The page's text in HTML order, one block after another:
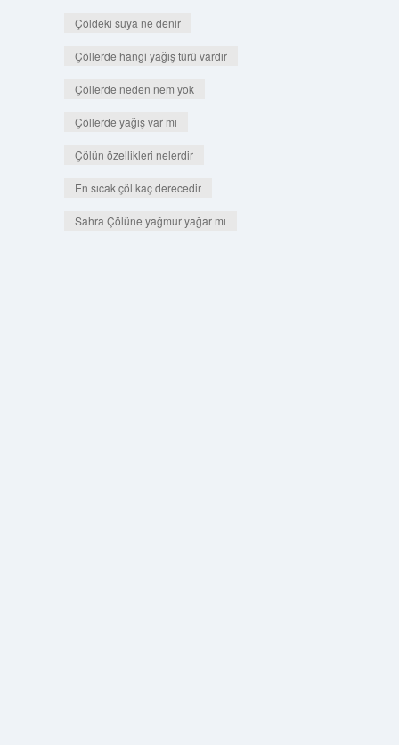
Çöldeki suya ne denir
Çöllerde hangi yağış türü vardır
Çöllerde neden nem yok
Çöllerde yağış var mı
Çölün özellikleri nelerdir
En sıcak çöl kaç derecedir
Sahra Çölüne yağmur yağar mı